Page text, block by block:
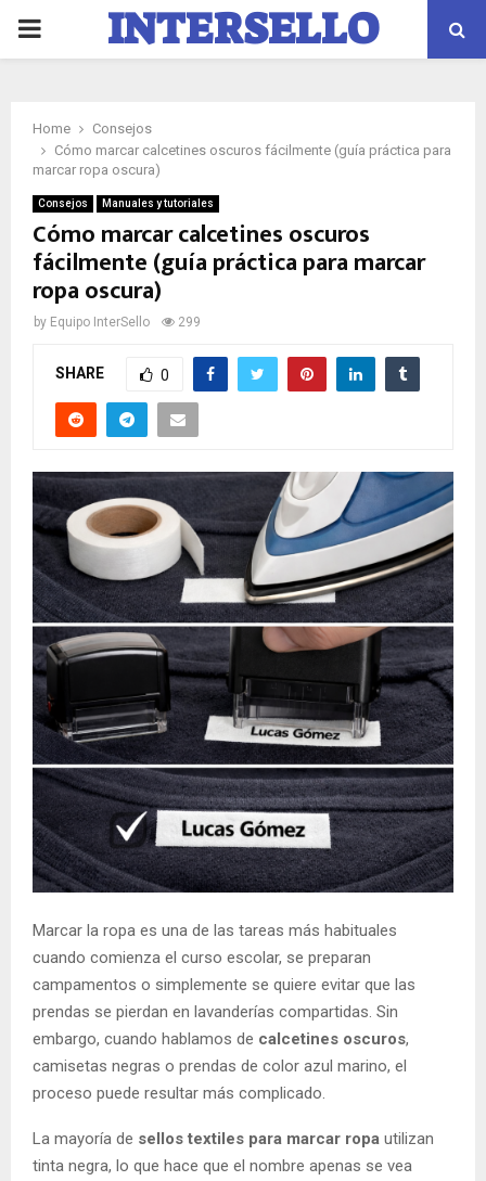
PRIMARYINTERSELLO
Home
Consejos
Cómo marcar calcetines oscuros fácilmente (guía práctica para
marcar ropa oscura)
Consejos Manuales y tutoriales
Cómo marcar calcetines oscuros
fácilmente (guía práctica para marcar
ropa oscura)
by Equipo InterSello 299
SHARE 0
Marcar la ropa es una de las tareas más habituales
cuando comienza el curso escolar, se preparan
campamentos o simplemente se quiere evitar que las
prendas se pierdan en lavanderías compartidas. Sin
embargo, cuando hablamos de calcetines oscuros,
camisetas negras o prendas de color azul marino, el
proceso puede resultar más complicado.
La mayoría de sellos textiles para marcar ropa utilizan
tinta negra, lo que hace que el nombre apenas se vea